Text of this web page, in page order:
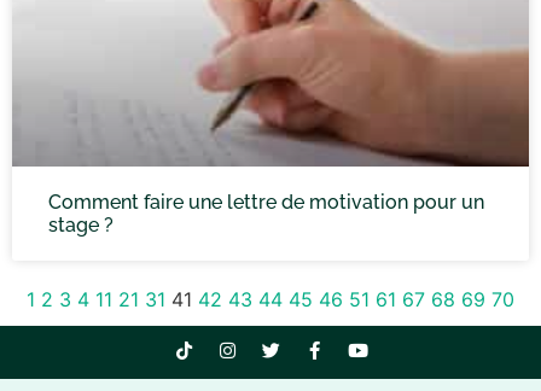
Comment faire une lettre de motivation pour un
stage ?
1 2 3 4 11 21 31 41 42 43 44 45 46 51 61 67 68 69 70